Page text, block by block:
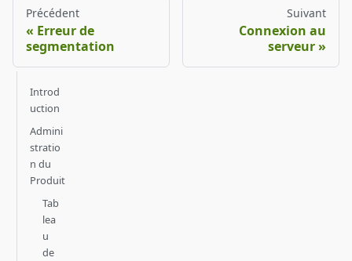
Précédent
Erreur de
segmentation
Suivant
Connexion au
serveur
Introd
uction
Admini
stratio
n du
Produit
Tab
lea
u
de